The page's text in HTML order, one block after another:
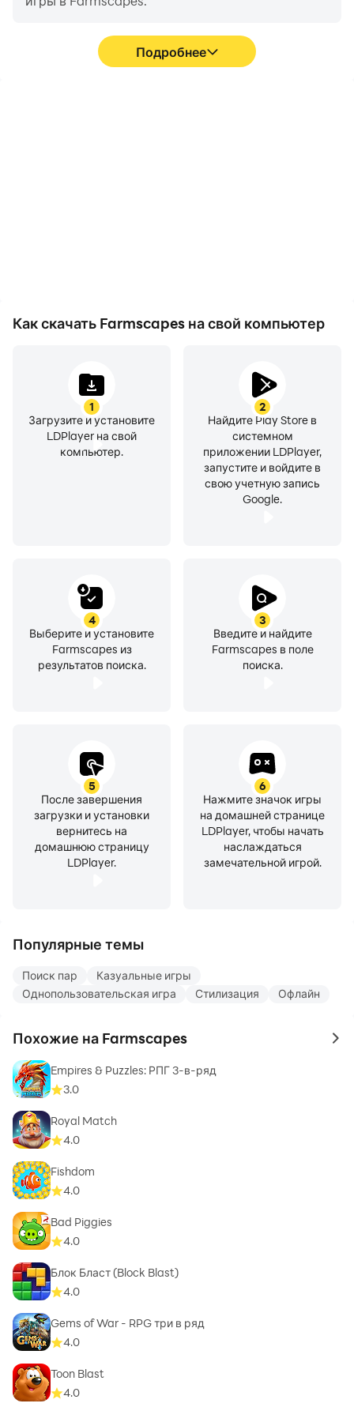
Подробнее
Как скачать Farmscapes на свой компьютер
1
Загрузите и установите
LDPlayer на свой
компьютер.
2
Найдите Play Store в
системном
приложении LDPlayer,
запустите и войдите в
свою учетную запись
Google.
3
Введите и найдите
Farmscapes в поле
поиска.
4
Выберите и установите
Farmscapes из
результатов поиска.
5
После завершения
загрузки и установки
вернитесь на
домашнюю страницу
LDPlayer.
6
Нажмите значок игры
на домашней странице
LDPlayer, чтобы начать
наслаждаться
замечательной игрой.
Популярные темы
Поиск пар
Казуальные игры
Однопользовательская игра
Стилизация Офлайн
Похожие на Farmscapes to
Empires & Puzzles: РПГ 3-в-ряд
3.0
Royal Match
4.0
Fishdom
4.0
Bad Piggies
4.0
Блок Бласт (Block Blast)
4.0
Gems of War - RPG три в ряд
4.0
Toon Blast
4.0